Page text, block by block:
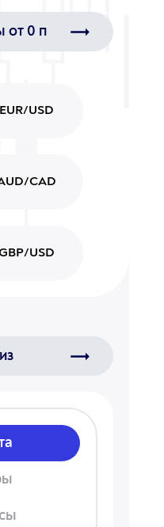
от 0 п
EUR/USD
CAD
USD